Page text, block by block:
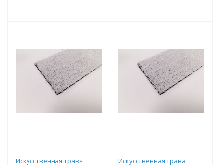
Искусственная трава
Искусственная трава